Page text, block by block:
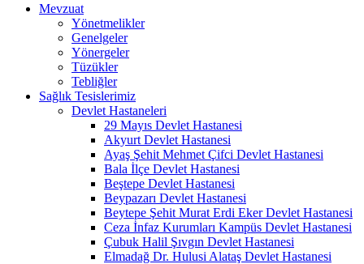
Mevzuat
Yönetmelikler
Genelgeler
Yönergeler
Tüzükler
Tebliğler
Sağlık Tesislerimiz
Devlet Hastaneleri
29 Mayıs Devlet Hastanesi
Akyurt Devlet Hastanesi
Ayaş Şehit Mehmet Çifci Devlet Hastanesi
Bala İlçe Devlet Hastanesi
Beştepe Devlet Hastanesi
Beypazarı Devlet Hastanesi
Beytepe Şehit Murat Erdi Eker Devlet Hastanesi
Ceza İnfaz Kurumları Kampüs Devlet Hastanesi
Çubuk Halil Şıvgın Devlet Hastanesi
Elmadağ Dr. Hulusi Alataş Devlet Hastanesi